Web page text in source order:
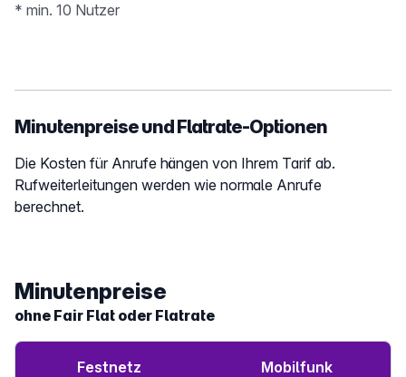
* min. 10 Nutzer
Minutenpreise und Flatrate-Optionen
Die Kosten für Anrufe hängen von Ihrem Tarif ab.
Rufweiterleitungen werden wie normale Anrufe
berechnet.
Minutenpreise
ohne Fair Flat oder Flatrate
Festnetz Mobilfunk